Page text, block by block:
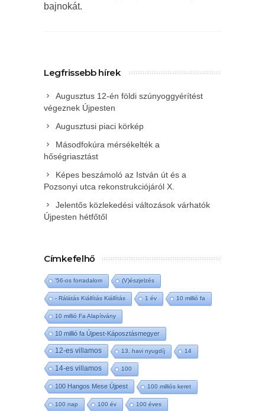
bajnokát.
Legfrissebb hírek
Augusztus 12-én földi szúnyoggyérítést
végeznek Újpesten
Augusztusi piaci körkép
Másodfokúra mérsékelték a
hőségriasztást
Képes beszámoló az István út és a
Pozsonyi utca rekonstrukciójáról X.
Jelentős közlekedési változások várhatók
Újpesten hétfőtől
Címkefelhő
'56-os forradalom (V)észjelzés
- Rálátás Kiállítás Kiállítás 1 év 10 millió fa
10 millió Fa Alapítvány
10 millió fa Újpest-Káposztásmegyer
12-es villamos 13. havi nyugdíj 14
14-es villamos 100
100 Hangos Mese Újpest 100 milliós keret
100 nap 100 év 100 éves